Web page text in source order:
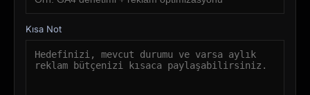
Kısa Not